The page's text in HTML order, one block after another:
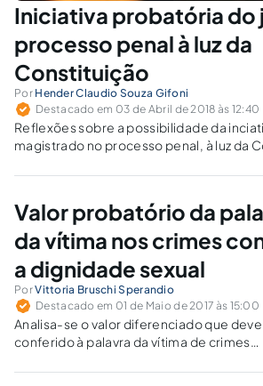
Iniciativa probatória do
processo penal à luz da
Constituição
Por Hender Claudio Souza Gifoni
Destacado em 03 de Abril de 2018 às 12:40
Reflexões sobre a possibilidade da
magistrado no processo penal, à luz da
urgente o surgimento de um processo
Valor probatório da
da vítima nos crimes
a dignidade sexual
PorVittoria Bruschi Sperandio
Destacado em 01 de Maio de 2017 às 15:00
Analisa-se o valor diferenciado que
conferido à palavra da vítima de crimes
aplicação do direito penal, apoiado